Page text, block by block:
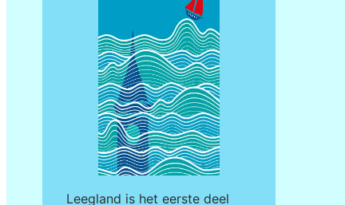
Leegland is het eerste deel